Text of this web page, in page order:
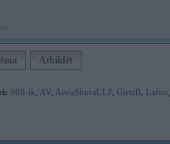
Atbildēt
968-jk AV AiwaShuraLLP, GirtzB Lafter